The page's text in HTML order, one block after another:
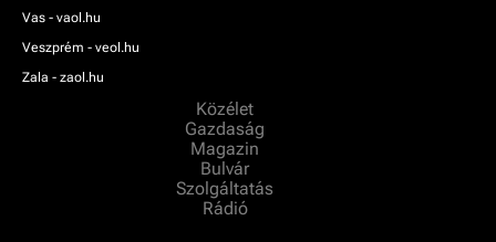
Vas - vaol.hu
Veszprém - veol.hu
Zala - zaol.hu
Közélet
Gazdaság
Magazin
Bulvár
Szolgáltatás
Rádió